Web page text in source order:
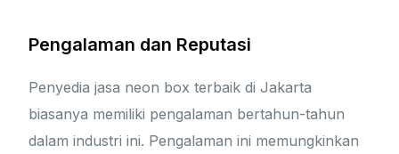
Pengalaman dan Reputasi
Penyedia jasa neon box terbaik di Jakarta
biasanya memiliki pengalaman bertahun-tahun
dalam industri ini. Pengalaman ini memungkinkan